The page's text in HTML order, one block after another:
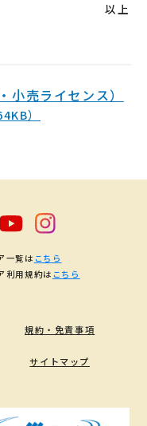
以上
売ライセンス）
）
規約・免責事項
サイトマップ
一覧は こちら
利用規約は こちら